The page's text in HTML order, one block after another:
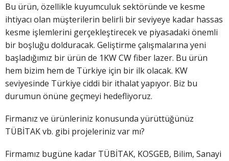
Bu ürün, özellikle kuyumculuk sektöründe ve kesme
ihtiyacı olan müşterilerin belirli bir seviyeye kadar hassas
kesme işlemlerini gerçekleştirecek ve piyasadaki önemli
bir boşluğu dolduracak. Geliştirme çalışmalarına yeni
başladığımız bir ürün de 1KW CW fiber lazer. Bu ürün
hem bizim hem de Türkiye için bir ilk olacak. KW
seviyesinde Türkiye ciddi bir ithalat yapıyor. Biz bu
durumun önüne geçmeyi hedefliyoruz.
Firmanız ve ürünleriniz konusunda yürüttüğünüz
TÜBİTAK vb. gibi projeleriniz var mı?
Firmamız bugüne kadar TÜBİTAK, KOSGEB, Bilim, Sanayi